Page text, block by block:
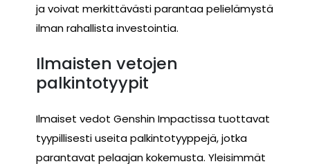
ja voivat merkittävästi parantaa pelielämystä
ilman rahallista investointia.
Ilmaisten vetojen
palkintotyypit
Ilmaiset vedot Genshin Impactissa tuottavat
tyypillisesti useita palkintotyyppejä, jotka
parantavat pelaajan kokemusta. Yleisimmät